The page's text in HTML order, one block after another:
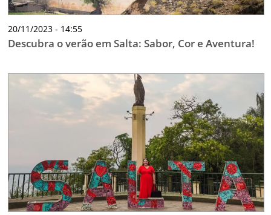
20/11/2023 - 14:55
Descubra o verão em Salta: Sabor, Cor e Aventura!